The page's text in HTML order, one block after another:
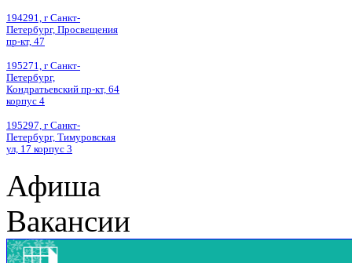
194291, г Санкт-
Петербург, Просвещения
пр-кт, 47
195271, г Санкт-
Петербург,
Кондратьевский пр-кт, 64
корпус 4
195297, г Санкт-
Петербург, Тимуровская
ул, 17 корпус 3
Афиша
Вакансии